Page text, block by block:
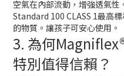
空氣在內部流動，增強透氣性
Standard 100 CLASS 1最高
的物質。讓孩子可安心使用。
3. 為何
特別值得信賴？